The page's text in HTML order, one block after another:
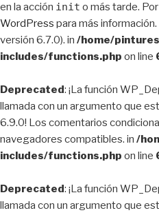
en la acción init o más tarde.
WordPress para más
versión 6.7.0). in /home/
includes/functions.php on line
Deprecated: ¡La función
llamada con un argumento que
6.9.0! Los comentarios
navegadores compatibles. in /
includes/functions.php on line
Deprecated: ¡La función
llamada con un argumento que